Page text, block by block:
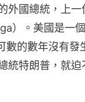
外國總統，上
）。美國是一
數的數年沒有發
統特朗普，就